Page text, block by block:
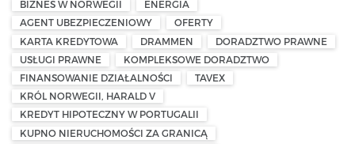
BIZNES W NORWEGII
ENERGIA
AGENT UBEZPIECZENIOWY
OFERTY
KARTA KREDYTOWA
DRAMMEN
DORADZTWO PRAWNE
USŁUGI PRAWNE
KOMPLEKSOWE DORADZTWO
FINANSOWANIE DZIAŁALNOŚCI
TAVEX
KRÓL NORWEGII, HARALD V
KREDYT HIPOTECZNY W PORTUGALII
KUPNO NIERUCHOMOŚCI ZA GRANICĄ